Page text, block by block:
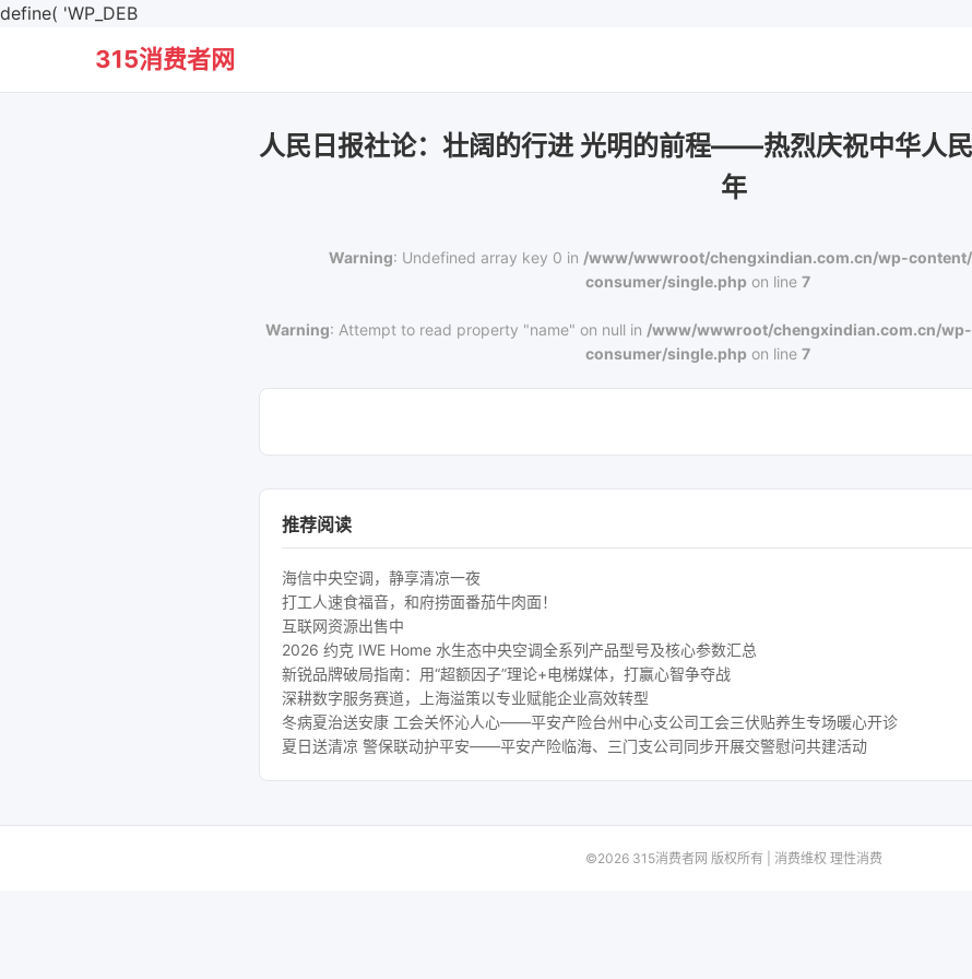
define( 'WP_DEB
315消费者网
人民日报社论：壮阔的行进 光明的前程——热烈庆祝中华人
年
Warning: Undefined array key 0 in /www/wwwroot/chengxindian.com.cn/wp-
consumer/single.php on line7
Warning: Attempt to read property "name" on null in /www/wwwroot/chengxindian.com.cn/
consumer/single.php on line7
推荐阅读
海信中央空调，静享清凉一夜
打工人速食福音，和府捞面番茄牛肉面！
互联网资源出售中
2026 约克 IWE Home 水生态中央空调全系列产品型号及核心参数汇总
新锐品牌破局指南：用“超额因子”理论+电梯媒体，打赢心智争夺战
深耕数字服务赛道，上海溢策以专业赋能企业高效转型
冬病夏治送安康 工会关怀沁人心——平安产险台州中心支公司工会三伏贴养生专场暖心开诊
夏日送清凉 警保联动护平安——平安产险临海、三门支公司同步开展交警慰问共建活动
©2026 315消费者网 版权所有 | 消费维权 理性消费